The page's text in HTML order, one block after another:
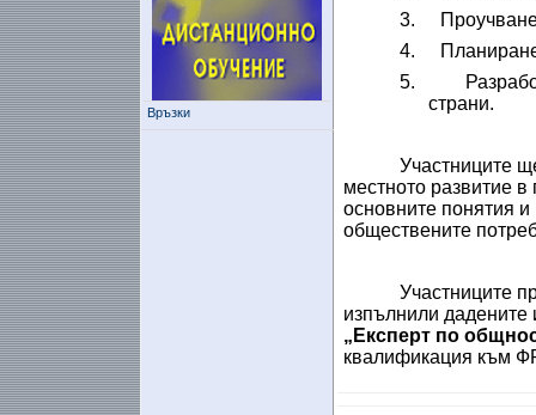
Връзки
3.
4.
5.
страни.
Участниците
местното развитие в
основните понятия
обществените
Участниците
изпълнили дадените
„Експерт по
квалификация към